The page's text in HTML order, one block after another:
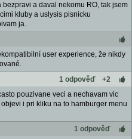
a daval nekomu RO, tak jsem
kluby a uslysis pisnicku
ja.
user experience, že nikdy
1 odpověď
+2
pouzivane veci a nechavam vic
i pri kliku na to hamburger menu
1 odpověď